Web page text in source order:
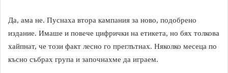
Да, ама не. Пуснаха втора кампания за ново, подобрено
издание. Имаше и повече цифрички на етикета, но бях толкова
хайпнат, че този факт лесно го преглътнах. Няколко месеца по
късно събрах група и започнахме да играем.